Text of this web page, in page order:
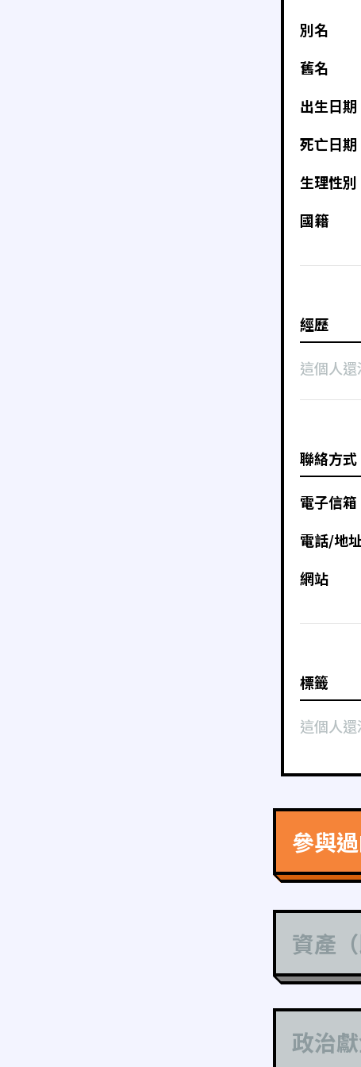
別名
舊名
出生日期
死亡日期
生理性別
國籍
經歷
這個人
聯絡方式
電子信箱
電話/地
網站
標籤
這個人
參與
資產（
政治